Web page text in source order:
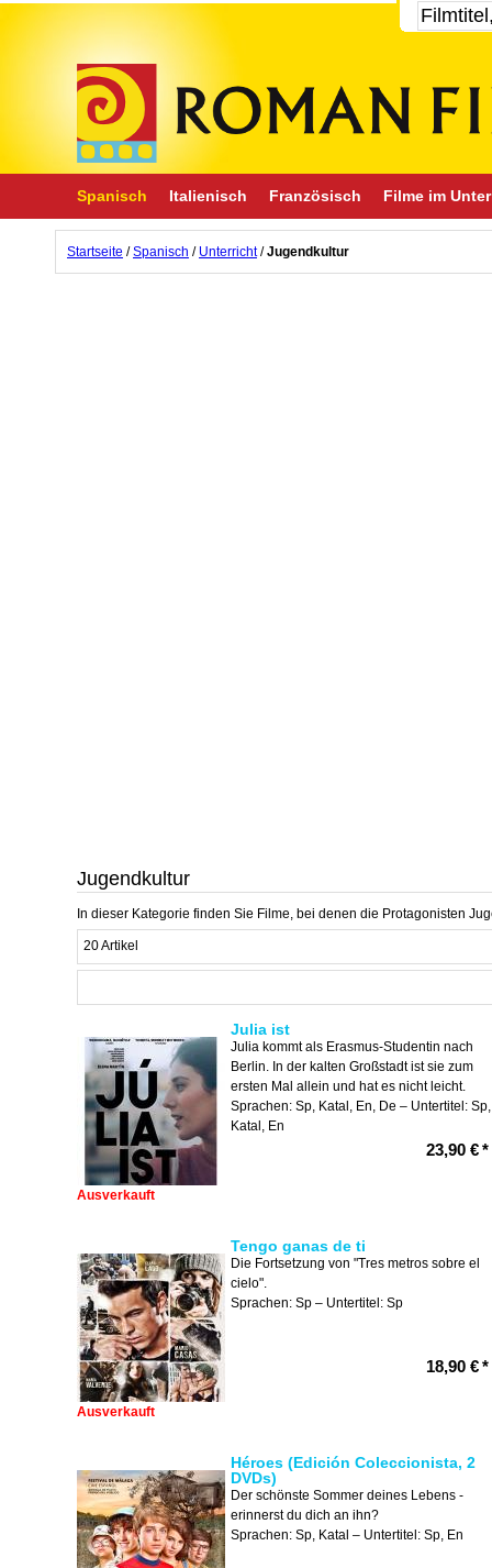
Spanisch Italienisch Französisch Filme im
Startseite /Spanisch / Unterricht /Jugendkultur
Jugendkultur
In dieser Kategorie finden Sie Filme, bei denen die Protagonisten
20 Artikel
Julia ist
Julia kommt als Erasmus-Studentin nach
Berlin. In der kalten Großstadt ist sie zum
ersten Mal allein und hat es nicht leicht.
Sprachen: Sp, Katal, En, De – Untertitel: Sp,
Katal, En
23,90 €*
Ausverkauft
Tengo ganas de ti
Die Fortsetzung von "Tres metros sobre el
cielo".
Sprachen: Sp – Untertitel: Sp
18,90 €*
Ausverkauft
Héroes (Edición Coleccionista, 2
DVDs)
Der schönste Sommer deines Lebens -
erinnerst du dich an ihn?
Sprachen: Sp, Katal – Untertitel: Sp, En